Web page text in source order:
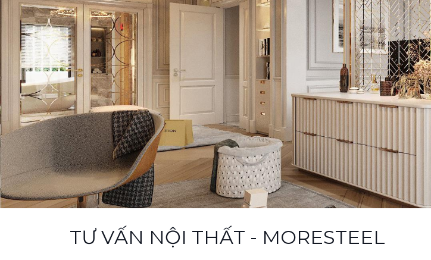
TƯ VẤN NỘI THẤT - MORESTEEL